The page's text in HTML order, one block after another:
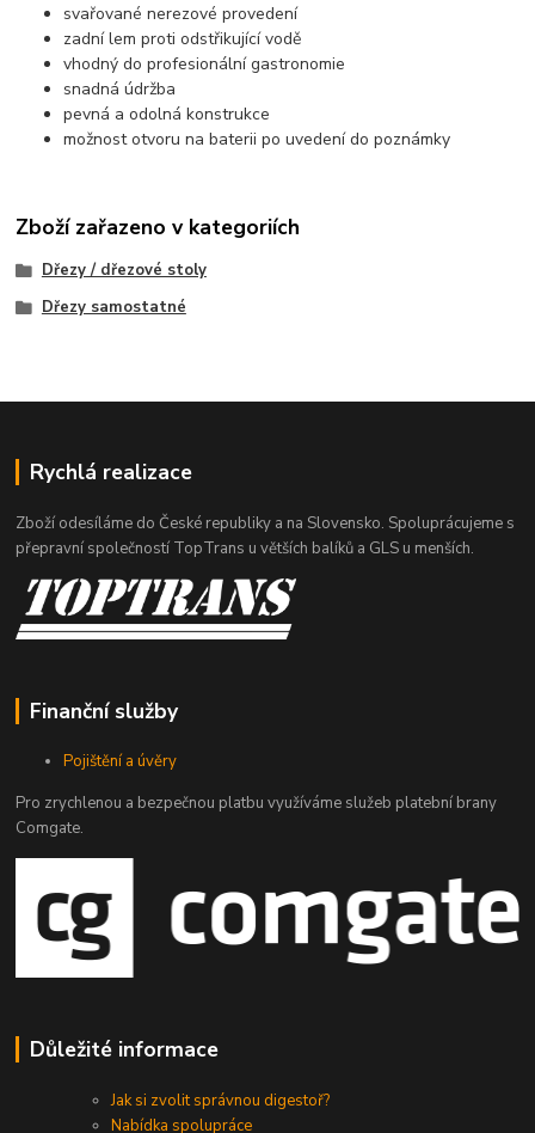
svařované nerezové provedení
zadní lem proti odstřikující vodě
vhodný do profesionální gastronomie
snadná údržba
pevná a odolná konstrukce
možnost otvoru na baterii po uvedení do poznámky
Zboží zařazeno v kategoriích
Dřezy / dřezové stoly
Dřezy samostatné
Rychlá realizace
Zboží odesíláme do České republiky a na Slovensko. Spoluprácujeme s
přepravní společností TopTrans u větších balíků a GLS u menších.
Finanční služby
Pojištění a úvěry
Pro zrychlenou a bezpečnou platbu využíváme služeb platební brany
Comgate.
Důležité informace
Jak si zvolit správnou digestoř?
Nabídka spolupráce